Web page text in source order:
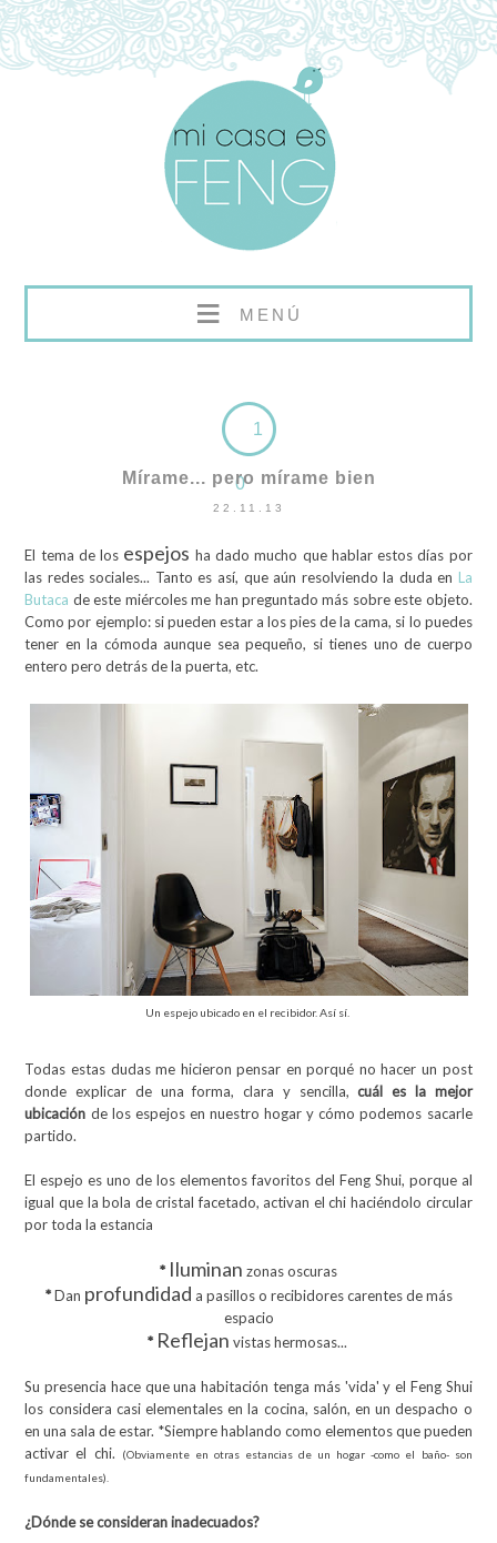
≡ MENÚ
1
0
Mírame... pero mírame bien
22.11.13
El tema de los espejos ha dado mucho que hablar estos días por
las redes sociales... Tanto es así, que aún resolviendo la duda en La
Butaca de este miércoles me han preguntado más sobre este objeto.
Como por ejemplo: si pueden estar a los pies de la cama, si lo puedes
tener en la cómoda aunque sea pequeño, si tienes uno de cuerpo
entero pero detrás de la puerta, etc.
Un espejo ubicado en el recibidor. Así sí.
Todas estas dudas me hicieron pensar en porqué no hacer un post
donde explicar de una forma, clara y sencilla,cuál es la mejor
ubicación de los espejos en nuestro hogar y cómo podemos sacarle
partido.
El espejo es uno de los elementos favoritos del Feng Shui, porque al
igual que la bola de cristal facetado, activan el chi haciéndolo circular
por toda la estancia
* Iluminan zonas oscuras
*Dan profundidad a pasillos o recibidores carentes de más
espacio
* Reflejan vistas hermosas...
Su presencia hace que una habitación tenga más 'vida' y el Feng Shui
los considera casi elementales en la cocina, salón, en un despacho o
en una sala de estar. *Siempre hablando como elementos que pueden
activar el chi.
(Obviamente en otras estancias de un hogar -como el baño- son
fundamentales).
¿Dónde se consideran inadecuados?